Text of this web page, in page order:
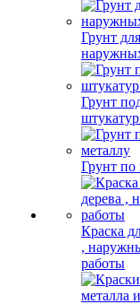
Грунт для
Грунт
Грунт по
Краска
,
работы